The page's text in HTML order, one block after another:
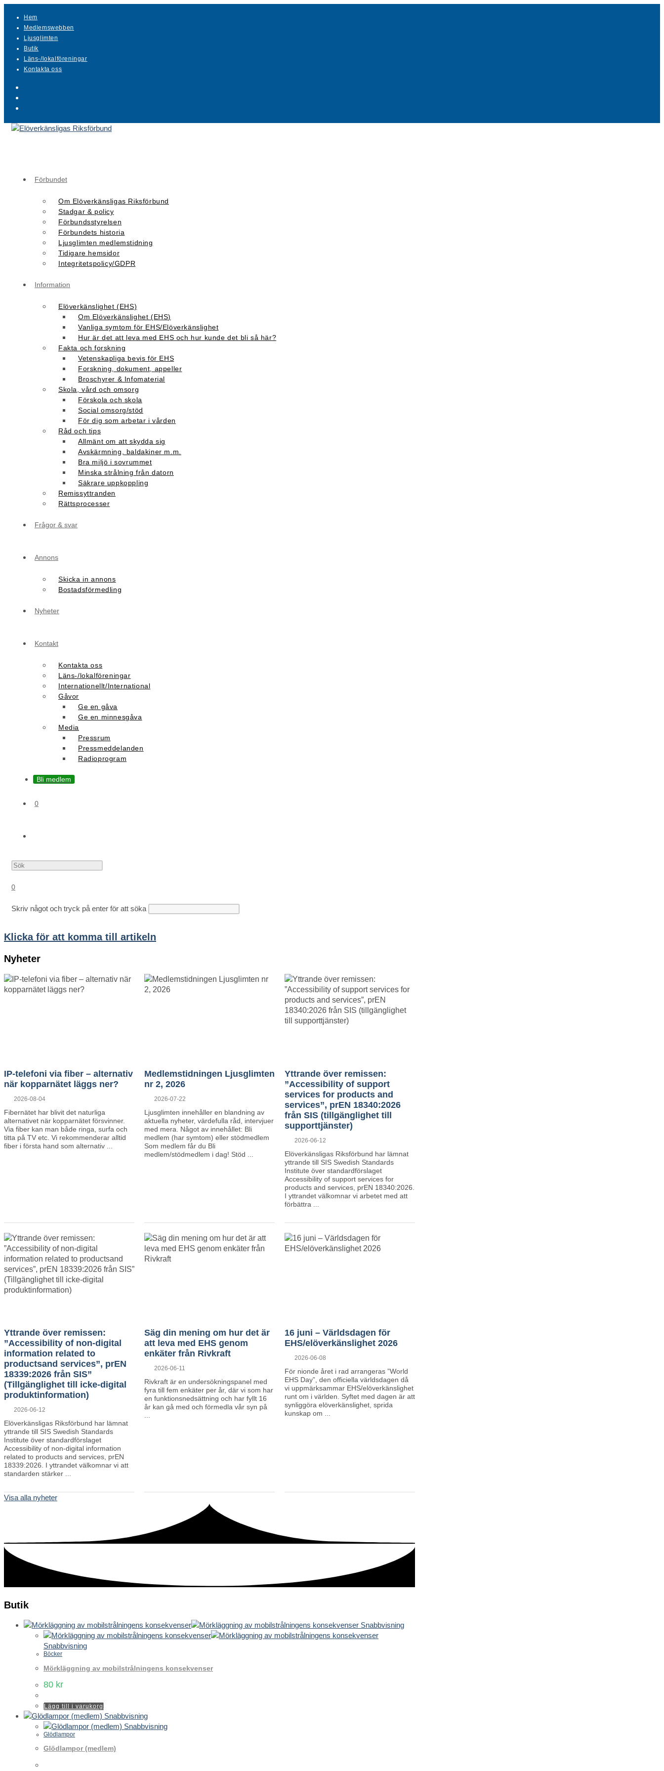
innehållet
Hem
Medlemswebben
Ljusglimten
Butik
Läns-/lokalföreningar
Kontakta oss
Förbundet
Om Elöverkänsligas Riksförbund
Stadgar & policy
Förbundsstyrelsen
Förbundets historia
Ljusglimten medlemstidning
Tidigare hemsidor
Integritetspolicy/GDPR
Information
Elöverkänslighet (EHS)
Om Elöverkänslighet (EHS)
Vanliga symtom för EHS/Elöverkänslighet
Hur är det att leva med EHS och hur kunde det bli så här?
Fakta och forskning
Vetenskapliga bevis för EHS
Forskning, dokument, appeller
Broschyrer & Infomaterial
Skola, vård och omsorg
Förskola och skola
Social omsorg/stöd
För dig som arbetar i vården
Råd och tips
Allmänt om att skydda sig
Avskärmning, baldakiner m.m.
Bra miljö i sovrummet
Minska strålning från datorn
Säkrare uppkoppling
Remissyttranden
Rättsprocesser
Frågor & svar
Annons
Skicka in annons
Bostadsförmedling
Nyheter
Kontakt
Kontakta oss
Läns-/lokalföreningar
Internationellt/International
Gåvor
Ge en gåva
Ge en minnesgåva
Media
Pressrum
Pressmeddelanden
Radioprogram
Bli medlem
0
på/av
0
Skriv något och tryck på enter för att söka
Klicka för att komma till artikeln
Nyheter
IP-telefoni via fiber – alternativ
när kopparnätet läggs ner?
Posted
2026-08-04
Fibernätet har blivit det naturliga
alternativet när kopparnätet försvinner.
Via fiber kan man både ringa, surfa och
titta på TV etc. Vi rekommenderar alltid
fiber i första hand som alternativ ...
Medlemstidningen Ljusglimten
nr 2, 2026
Posted
2026-07-22
Ljusglimten innehåller en blandning av
aktuella nyheter, värdefulla råd, intervjuer
med mera. Något av innehållet: Bli
medlem (har symtom) eller stödmedlem
Som medlem får du Bli
medlem/stödmedlem i dag! Stöd ...
Yttrande över remissen:
”Accessibility of support
services for products and
services”, prEN 18340:2026
från SIS (tillgänglighet till
supporttjänster)
Posted
2026-06-12
Elöverkänsligas Riksförbund har lämnat
yttrande till SIS Swedish Standards
Institute över standardförslaget
Accessibility of support services for
products and services, prEN 18340:2026.
I yttrandet välkomnar vi arbetet med att
förbättra ...
Yttrande över remissen:
”Accessibility of non-digital
information related to
productsand services”, prEN
18339:2026 från SIS”
(Tillgänglighet till icke-digital
produktinformation)
Posted
2026-06-12
Elöverkänsligas Riksförbund har lämnat
yttrande till SIS Swedish Standards
Institute över standardförslaget
Accessibility of non-digital information
related to products and services, prEN
18339:2026. I yttrandet välkomnar vi att
standarden stärker ...
Säg din mening om hur det är
att leva med EHS genom
enkäter från Rivkraft
Posted
2026-06-11
Rivkraft är en undersökningspanel med
fyra till fem enkäter per år, där vi som har
en funktionsnedsättning och har fyllt 16
år kan gå med och förmedla vår syn på
16 juni – Världsdagen för
EHS/elöverkänslighet 2026
Posted
2026-06-08
För nionde året i rad arrangeras ”World
EHS Day”, den officiella världsdagen då
vi uppmärksammar EHS/elöverkänslighet
runt om i världen. Syftet med dagen är att
synliggöra elöverkänslighet, sprida
kunskap om ...
Visa alla nyheter
Butik
Snabbvisning
Snabbvisning
Böcker
Mörkläggning av mobilstrålningens konsekvenser
80 kr
Lägg till i varukorg
Snabbvisning
Snabbvisning
Glödlampor
Glödlampor (medlem)